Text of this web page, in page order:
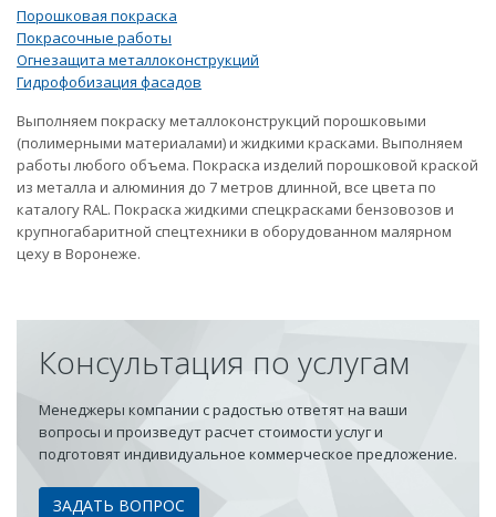
Порошковая покраска
Покрасочные работы
Огнезащита металлоконструкций
Гидрофобизация фасадов
Выполняем покраску металлоконструкций порошковыми
(полимерными материалами) и жидкими красками. Выполняем
работы любого объема. Покраска изделий порошковой краской
из металла и алюминия до 7 метров длинной, все цвета по
каталогу RAL. Покраска жидкими спецкрасками бензовозов и
крупногабаритной спецтехники в оборудованном малярном
цеху в Воронеже.
Консультация по услугам
Менеджеры компании с радостью ответят на ваши
вопросы и произведут расчет стоимости услуг и
подготовят индивидуальное коммерческое предложение.
ЗАДАТЬ ВОПРОС